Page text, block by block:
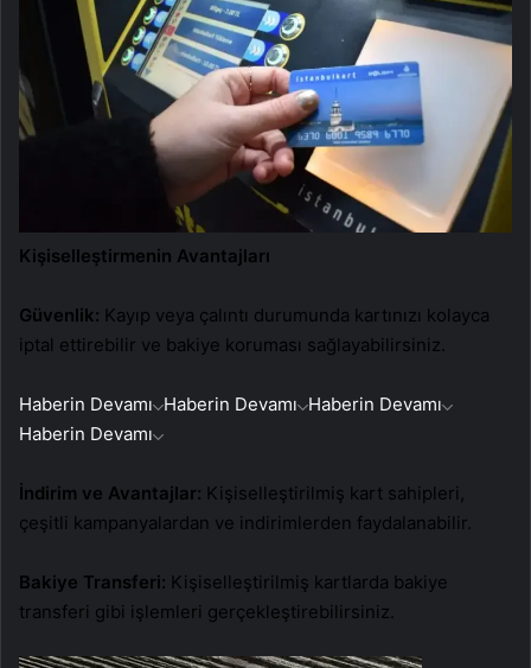
Kişiselleştirmenin Avantajları
Güvenlik: Kayıp veya çalıntı durumunda kartınızı kolayca
iptal ettirebilir ve bakiye koruması sağlayabilirsiniz.
Haberin Devamı Haberin Devamı Haberin Devamı
Haberin Devamı
İndirim ve Avantajlar: Kişiselleştirilmiş kart sahipleri,
çeşitli kampanyalardan ve indirimlerden faydalanabilir.
Bakiye Transferi: Kişiselleştirilmiş kartlarda bakiye
transferi gibi işlemleri gerçekleştirebilirsiniz.